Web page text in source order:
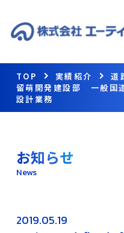
TOP 実績紹介
道
留萌開発建設部 一般
設計業務
お知らせ
News
2019.05.19